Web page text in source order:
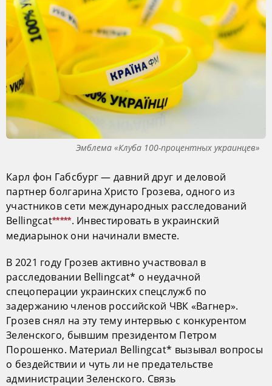
Эмблема «Клуба 100-процентных украинцев»
Карл фон Габсбург — давний друг и деловой
партнер болгарина Христо Грозева, одного из
участников сети международных расследований
Bellingcat*****. Инвестировать в украинский
медиарынок они начинали вместе.
В 2021 году Грозев активно участвовал в
расследовании Bellingcat* о неудачной
спецоперации украинских спецслужб по
задержанию членов российской ЧВК «Вагнер».
Грозев снял на эту тему интервью с конкурентом
Зеленского, бывшим президентом Петром
Порошенко. Материал Bellingcat* вызывал вопросы
о бездействии и чуть ли не предательстве
администрации Зеленского. Связь